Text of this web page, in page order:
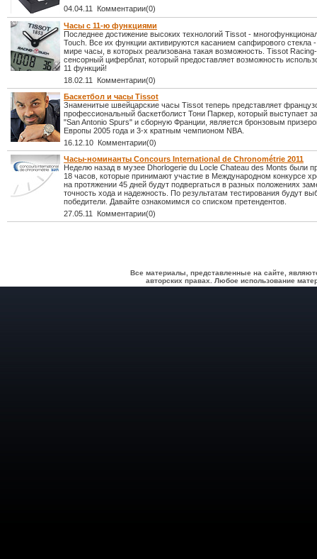
04.04.11 Комментарии(0)
Часы с 11-ю функциями
Последнее достижение высоких технологий Tissot -
Touch. Все их функции активируются касанием сапфирового стекла
мире часы, в которых реализована такая возможность. Tissot
сенсорный циферблат, который предоставляет возможность
11 функций!
18.02.11 Комментарии(0)
Баскетбол и часы Tissot
Знаменитые швейцарские часы Tissot теперь представляет
профессиональный баскетболист Тони Паркер, который выступает
"San Antonio Spurs" и сборную Франции, является бронзовым
Европы 2005 года и 3-х кратным чемпионом NBA.
16.12.10 Комментарии(0)
Часы-номинанты Concours International de Chronométrie 2011
Неделю назад в музее Dhorlogerie du Locle Chateau des Monts были
18 часов, которые принимают участие в Международном конкурсе
на протяжении 45 дней будут подвергаться в разных положениях
точность хода и надежность. По результатам тестирования будут
победители. Давайте ознакомимся со списком претендентов.
27.05.11 Комментарии(0)
Все материалы, представленные на сайте,
авторских правах. Любое использование